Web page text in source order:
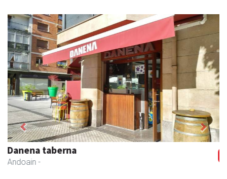
Keinu euskal jantziak
Andoain - Arropa-dendak
Previous Next